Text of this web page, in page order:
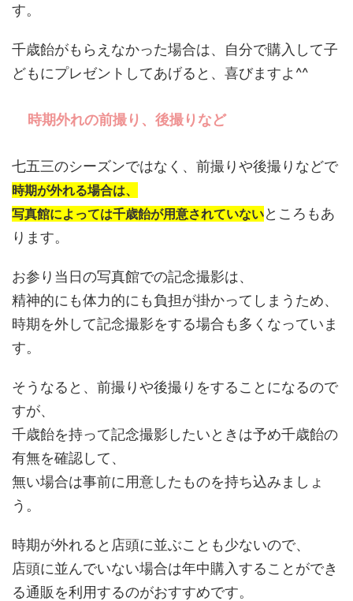
す。
千歳飴がもらえなかった場合は、自分で購入して子
どもにプレゼントしてあげると、喜びますよ^^
時期外れの前撮り、後撮りなど
七五三のシーズンではなく、前撮りや後撮りなどで
時期が外れる場合は、
写真館によっては千歳飴が用意されていないところもあ
ります。
お参り当日の写真館での記念撮影は、
精神的にも体力的にも負担が掛かってしまうため、
時期を外して記念撮影をする場合も多くなっていま
す。
そうなると、前撮りや後撮りをすることになるので
すが、
千歳飴を持って記念撮影したいときは予め千歳飴の
有無を確認して、
無い場合は事前に用意したものを持ち込みましょ
う。
時期が外れると店頭に並ぶことも少ないので、
店頭に並んでいない場合は年中購入することができ
る通販を利用するのがおすすめです。